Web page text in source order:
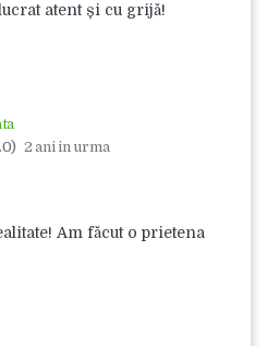
atent și cu grijă!
2 ani in urma
Am făcut o prietena